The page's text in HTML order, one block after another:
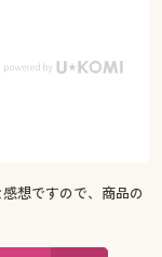
想ですので、商品の